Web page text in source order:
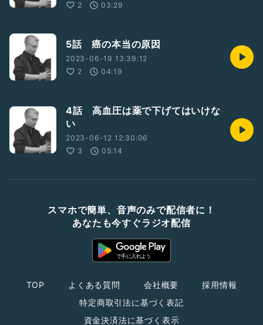
2
03:29
5話 癌の本当の原因
2023-06-19 13:39:12
2
04:19
4話 高血圧は薬で下げてはいけな
い
2023-06-12 12:30:06
3
05:14
スマホで簡単、音声のみで配信者に！
あなたも今すぐラジオ配信
TOP よくある質問 会社概要
採用情報
特定商取引法に基づく表記
資金決済法に基づく表示